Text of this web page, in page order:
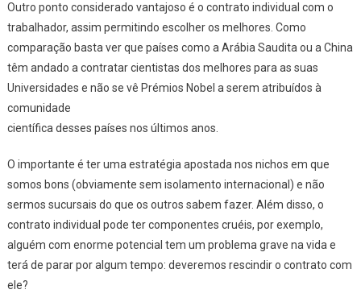
Outro ponto considerado vantajoso é o contrato individual com o
trabalhador, assim permitindo escolher os melhores. Como
comparação basta ver que países como a Arábia Saudita ou a China
têm andado a contratar cientistas dos melhores para as suas
Universidades e não se vê Prémios Nobel a serem atribuídos à
comunidade
científica desses países nos últimos anos.
O importante é ter uma estratégia apostada nos nichos em que
somos bons (obviamente sem isolamento internacional) e não
sermos sucursais do que os outros sabem fazer. Além disso, o
contrato individual pode ter componentes cruéis, por exemplo,
alguém com enorme potencial tem um problema grave na vida e
terá de parar por algum tempo: deveremos rescindir o contrato com
ele?